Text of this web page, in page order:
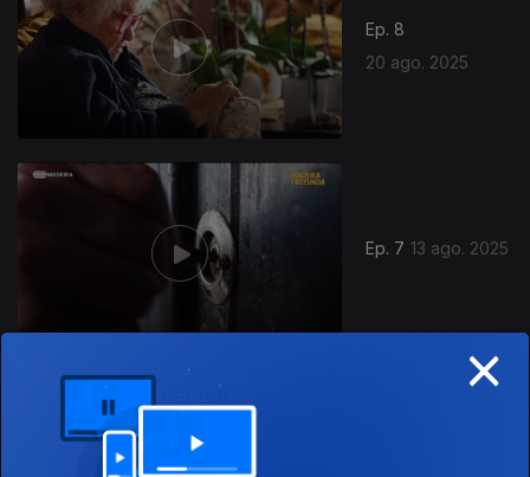
Ep. 8
20 ago. 2025
Ep. 7 13 ago. 2025
×